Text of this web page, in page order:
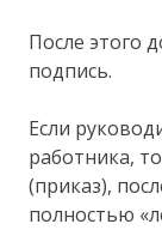
После этого
подпись.
Если
работника,
(приказ),
полностью